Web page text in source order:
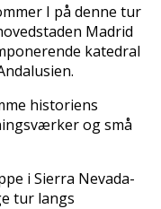
I på denne tur
Madrid
katedral
historiens
og små
i Sierra Nevada-
tur langs